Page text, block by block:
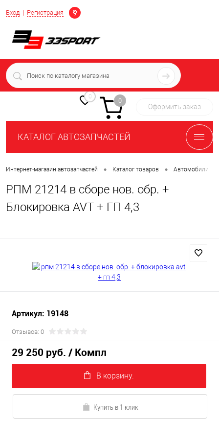
Вход Регистрация
Определение
+7 (939) 716-10-06
пн-пт 7:00-16:00 МСК
0
0
Оформить заказ
КАТАЛОГ АВТОЗАПЧАСТЕЙ
Интернет-магазин автозапчастей • Каталог товаров • Автомобили
РПМ 21214 в сборе нов. обр. +
Блокировка AVT + ГП 4,3
Артикул: 19148
Отзывов: 0
29 250 руб. / Компл
В корзину.
Купить в 1 клик